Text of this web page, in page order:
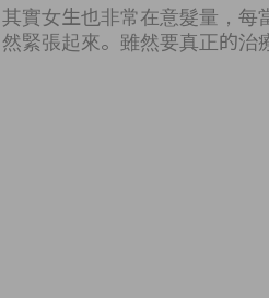
其實女生也非常在意髮量，
然緊張起來。雖然要真正的